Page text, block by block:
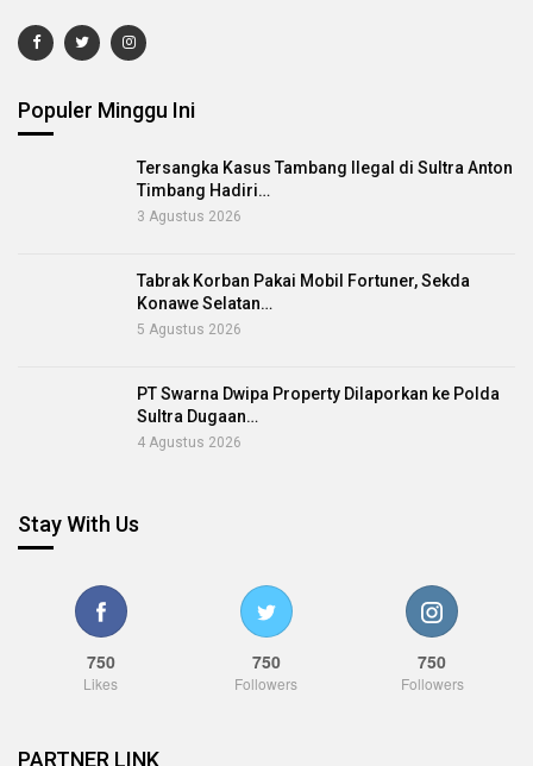
Populer Minggu Ini
Tersangka Kasus Tambang Ilegal di Sultra Anton
Timbang Hadiri…
3 Agustus 2026
Tabrak Korban Pakai Mobil Fortuner, Sekda
Konawe Selatan…
5 Agustus 2026
PT Swarna Dwipa Property Dilaporkan ke Polda
Sultra Dugaan…
4 Agustus 2026
Stay With Us
750
Likes
750
Followers
750
Followers
PARTNER LINK